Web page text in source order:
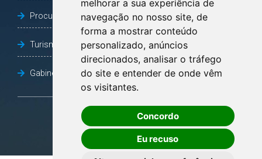
melhorar a sua experiência de
navegação no nosso site, de
forma a mostrar conteúdo
personalizado, anúncios
direcionados, analisar o tráfego
do site e entender de onde vêm
os visitantes.
Concordo
Eu recuso
Procuradoria Geral do Município
Turismo, Desporto e Cultura
Gabinete Vice-Prefeito
OUVIDORIA